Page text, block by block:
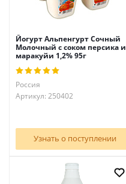
Йогурт Альпенгурт Сочный
Молочный с соком персика и
маракуйи 1,2% 95г
Россия
Артикул: 250402
Узнать о поступлении